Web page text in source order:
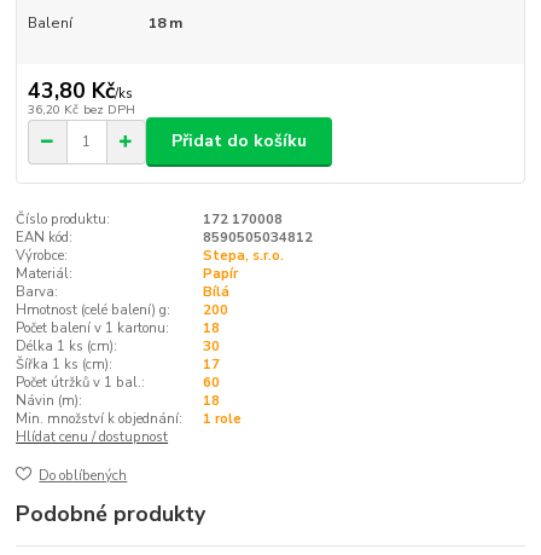
Balení
18 m
43,80 Kč/ks
36,20 Kč bez DPH
Přidat do košíku
Číslo produktu:
172 170008
EAN kód:
8590505034812
Výrobce:
Stepa, s.r.o.
Materiál:
Papír
Barva:
Bílá
Hmotnost (celé balení) g:
200
Počet balení v 1 kartonu:
18
Délka 1 ks (cm):
30
Šířka 1 ks (cm):
17
Počet útržků v 1 bal.:
60
Návin (m):
18
Min. množství k objednání:
1 role
Hlídat cenu / dostupnost
Do oblíbených
Podobné produkty